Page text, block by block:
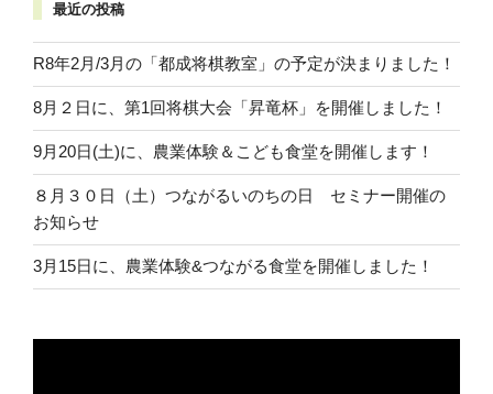
最近の投稿
R8年2月/3月の「都成将棋教室」の予定が決まりました！
8月２日に、第1回将棋大会「昇竜杯」を開催しました！
9月20日(土)に、農業体験＆こども食堂を開催します！
８月３０日（土）つながるいのちの日 セミナー開催の
お知らせ
3月15日に、農業体験&つながる食堂を開催しました！